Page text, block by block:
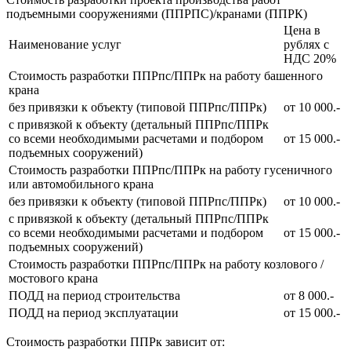
подъемными сооружениями (ППРПС)/кранами (ППРК)
Наименование услуг
Цена в
рублях с
НДС 20%
Стоимость разработки ППРпс/ППРк на работу башенного
крана
без привязки к объекту (типовой ППРпс/ППРк)
от 10 000.-
с привязкой к объекту (детальный ППРпс/ППРк
со всеми необходимыми расчетами и подбором
подъемных сооружений)
от 15 000.-
Стоимость разработки ППРпс/ППРк на работу гусеничного
или автомобильного крана
без привязки к объекту (типовой ППРпс/ППРк)
от 10 000.-
с привязкой к объекту (детальный ППРпс/ППРк
со всеми необходимыми расчетами и подбором
подъемных сооружений)
от 15 000.-
Стоимость разработки ППРпс/ППРк на работу козлового /
мостового крана
ПОДД на период строительства
от 8 000.-
ПОДД на период эксплуатации
от 15 000.-
Стоимость разработки ППРк зависит от: